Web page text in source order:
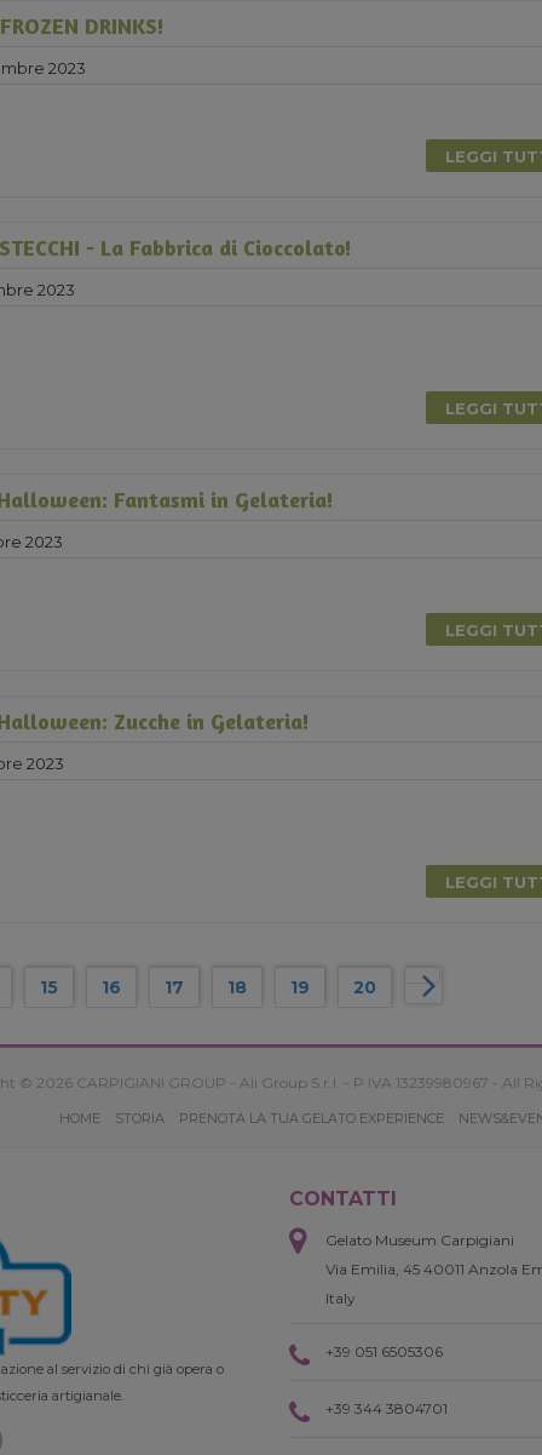
DRINKS!
2023
LEGGI
- La Fabbrica di Cioccolato!
2023
LEGGI
Fantasmi in Gelateria!
2023
LEGGI
Zucche in Gelateria!
2023
LEGGI
15 16 17 18 19 20
© 2026 CARPIGIANI GROUP - Ali Group S.r.l. - P.IVA 13239980967 - All
HOME STORIA PRENOTA LA TUA GELATO EXPERIENCE
al servizio di chi già opera o
artigianale.
CONTATTI
Gelato Museum Carpigiani
Via Emilia, 45 40011 Anzola
Italy
+39 051 6505306
+39 344 3804701